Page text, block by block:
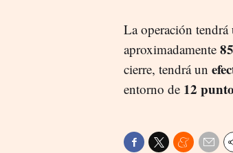
La operación tendrá
aproximadamente
cierre, tendrá un
entorno de 12